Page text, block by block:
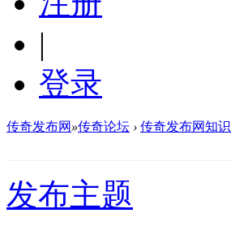
|
登录
传奇发布网 »传奇论坛 › 传奇发布网知识
发布主题